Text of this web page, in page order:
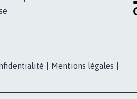
Mentions légales